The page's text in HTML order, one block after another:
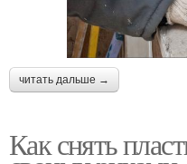
читать дальше →
Как снять